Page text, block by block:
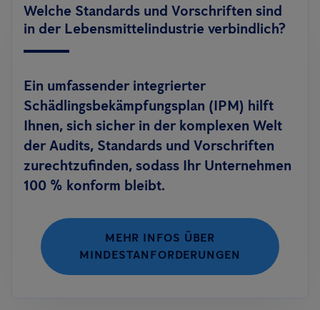
Welche Standards und Vorschriften sind
in der Lebensmittelindustrie verbindlich?
Ein umfassender integrierter
Schädlingsbekämpfungsplan (IPM) hilft
Ihnen, sich sicher in der komplexen Welt
der Audits, Standards und Vorschriften
zurechtzufinden, sodass Ihr Unternehmen
100 % konform bleibt.
MEHR INFOS ÜBER
MINDESTANFORDERUNGEN